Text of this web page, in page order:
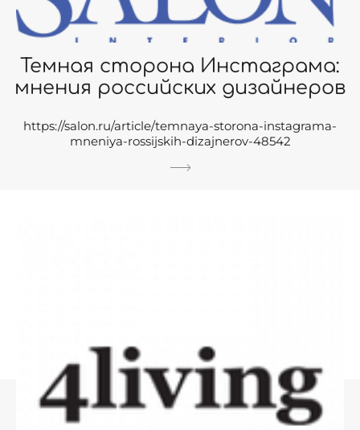
Темная сторона Инстаграма:
мнения российских дизайнеров
https://salon.ru/article/temnaya-storona-instagrama-
mneniya-rossijskih-dizajnerov-48542